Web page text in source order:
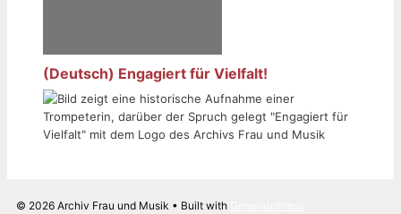
(Deutsch) Engagiert für Vielfalt!
© 2026 Archiv Frau und Musik • Built with